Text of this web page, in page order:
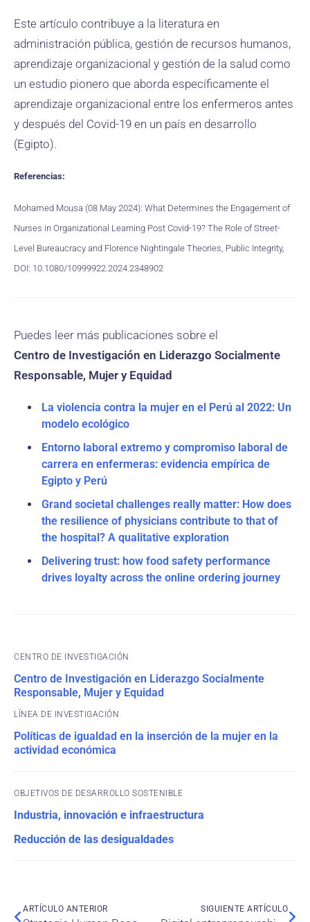
Este artículo contribuye a la literatura en
administración pública, gestión de recursos humanos,
aprendizaje organizacional y gestión de la salud como
un estudio pionero que aborda específicamente el
aprendizaje organizacional entre los enfermeros antes
y después del Covid-19 en un país en desarrollo
(Egipto).
Referencias:
Mohamed Mousa (08 May 2024): What Determines the Engagement of
Nurses in Organizational Learning Post Covid-19? The Role of Street-
Level Bureaucracy and Florence Nightingale Theories, Public Integrity,
DOI: 10.1080/10999922.2024.2348902
Puedes leer más publicaciones sobre el
Centro de Investigación en Liderazgo Socialmente
Responsable, Mujer y Equidad
La violencia contra la mujer en el Perú al 2022: Un
modelo ecológico
Entorno laboral extremo y compromiso laboral de
carrera en enfermeras: evidencia empírica de
Egipto y Perú
Grand societal challenges really matter: How does
the resilience of physicians contribute to that of
the hospital? A qualitative exploration
Delivering trust: how food safety performance
drives loyalty across the online ordering journey
CENTRO DE INVESTIGACIÓN
Centro de Investigación en Liderazgo Socialmente
Responsable, Mujer y Equidad
Políticas de igualdad en la inserción de la mujer en la
actividad económica
OBJETIVOS DE DESARROLLO SOSTENIBLE
Industria, innovación e infraestructura
Reducción de las desigualdades
ARTÍCULO ANTERIOR SIGUIENTE ARTÍCULO